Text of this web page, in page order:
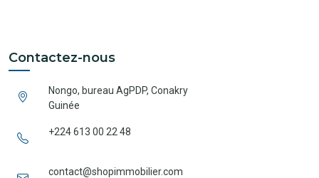
Contactez-nous
Nongo, bureau AgPDP, Conakry
Guinée
+224 613 00 22 48
contact@shopimmobilier.com